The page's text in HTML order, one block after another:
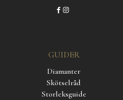
GUIDER
Diamanter
Skötselråd
Storleksguide